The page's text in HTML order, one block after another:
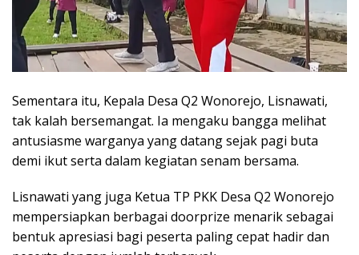
Sementara itu, Kepala Desa Q2 Wonorejo, Lisnawati,
tak kalah bersemangat. Ia mengaku bangga melihat
antusiasme warganya yang datang sejak pagi buta
demi ikut serta dalam kegiatan senam bersama.
Lisnawati yang juga Ketua TP PKK Desa Q2 Wonorejo
mempersiapkan berbagai doorprize menarik sebagai
bentuk apresiasi bagi peserta paling cepat hadir dan